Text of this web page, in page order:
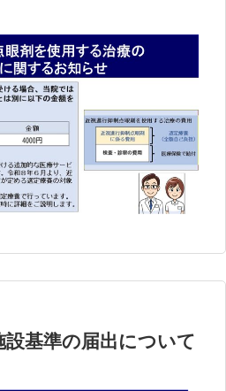
基準の届出について